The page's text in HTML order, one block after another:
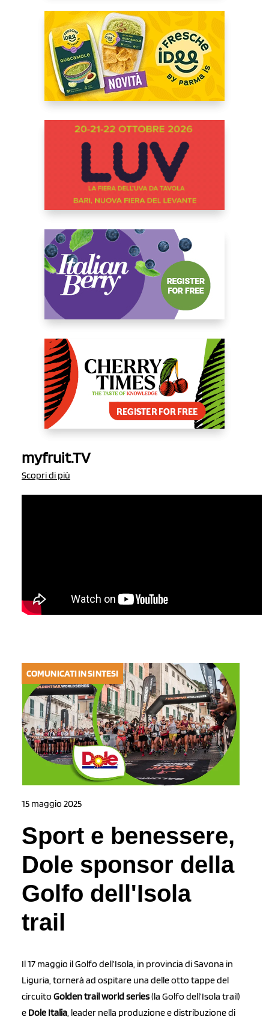
myfruit.TV
Scopri di più
COMUNICATI IN SINTESI
15 maggio 2025
Sport e benessere,
Dole sponsor della
Golfo dell'Isola
trail
Il 17 maggio il Golfo dell’Isola, in provincia di Savona in
Liguria, tornerà ad ospitare una delle otto tappe del
circuito Golden trail world series(la Golfo dell’Isola trail)
e Dole Italia, leader nella produzione e distribuzione di